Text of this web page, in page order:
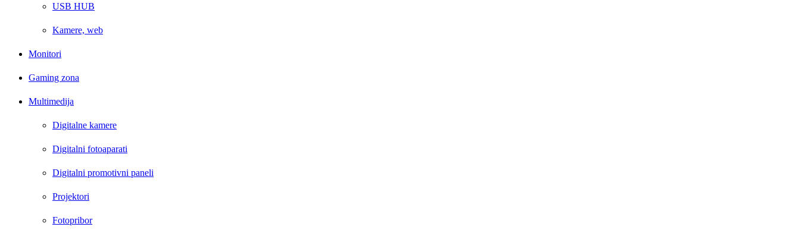
USB HUB
Kamere, web
Monitori
Gaming zona
Multimedija
Digitalne kamere
Digitalni fotoaparati
Digitalni promotivni paneli
Projektori
Fotopribor